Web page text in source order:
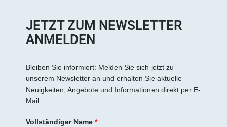
JETZT ZUM NEWSLETTER
ANMELDEN
Bleiben Sie informiert: Melden Sie sich jetzt zu
unserem Newsletter an und erhalten Sie aktuelle
Neuigkeiten, Angebote und Informationen direkt per E-
Mail.
Vollständiger Name *